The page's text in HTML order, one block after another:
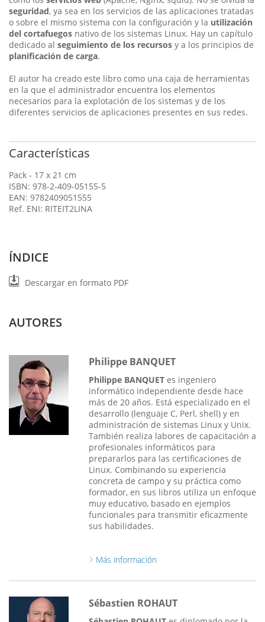
seguridad, ya sea en los servicios de las aplicaciones tratadas
o sobre el mismo sistema con la configuración y la utilización
del cortafuegos nativo de los sistemas Linux. Hay un capítulo
dedicado al seguimiento de los recursos y a los principios de
planificación de carga.
El autor ha creado este libro como una caja de herramientas
en la que el administrador encuentra los elementos
necesarios para la explotación de los sistemas y de los
diferentes servicios de aplicaciones presentes en sus redes.
Características
Pack - 17 x 21 cm
ISBN: 978-2-409-05155-5
EAN: 9782409051555
Ref. ENI: RITEIT2LINA
ÍNDICE
Descargar en formato PDF
AUTORES
Philippe BANQUET
Philippe BANQUET es ingeniero
informático independiente desde hace
más de 20 años. Está especializado en el
desarrollo (lenguaje C, Perl, shell) y en
administración de sistemas Linux y Unix.
También realiza labores de capacitación a
profesionales informáticos para
prepararlos para las certificaciones de
Linux. Combinando su experiencia
concreta de campo y su práctica como
formador, en sus libros utiliza un enfoque
muy educativo, basado en ejemplos
funcionales para transmitir eficazmente
sus habilidades.
Más información
Sébastien ROHAUT